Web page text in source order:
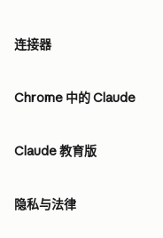
连接器
Chrome 中的 Claude
Claude 教育版
隐私与法律